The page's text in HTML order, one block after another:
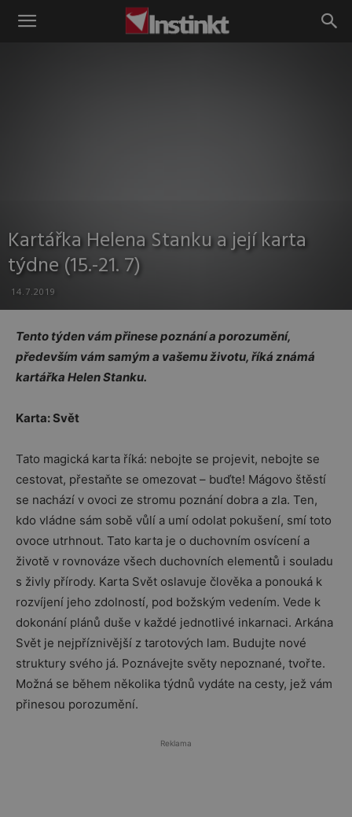
Instinkt
Kartářka Helena Stanku a její karta
týdne (15.-21. 7)
14.7.2019
Tento týden vám přinese poznání a porozumění,
především vám samým a vašemu životu, říká známá
kartářka Helen Stanku.
Karta: Svět
Tato magická karta říká: nebojte se projevit, nebojte se
cestovat, přestaňte se omezovat – buďte! Mágovo štěstí
se nachází v ovoci ze stromu poznání dobra a zla. Ten,
kdo vládne sám sobě vůlí a umí odolat pokušení, smí toto
ovoce utrhnout. Tato karta je o duchovním osvícení a
životě v rovnováze všech duchovních elementů i souladu
s živly přírody. Karta Svět oslavuje člověka a ponouká k
rozvíjení jeho zdolností, pod božským vedením. Vede k
dokonání plánů duše v každé jednotlivé inkarnaci. Arkána
Svět je nejpříznivější z tarotových lam. Budujte nové
struktury svého já. Poznávejte světy nepoznané, tvořte.
Možná se během několika týdnů vydáte na cesty, jež vám
přinesou porozumění.
Reklama